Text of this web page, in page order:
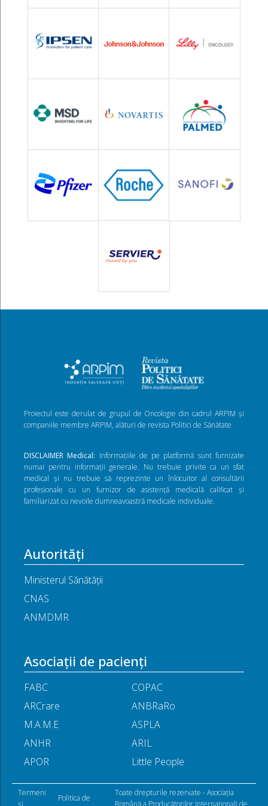
Proiectul este derulat de grupul de Oncologie din cadrul ARPIM și
companiile membre ARPIM, alături de revista Politici de Sănătate
DISCLAIMER Medical: Informațiile de pe platformă sunt furnizate
numai pentru informații generale. Nu trebuie privite ca un sfat
medical și nu trebuie să reprezinte un înlocuitor al consultării
profesionale cu un furnizor de asistență medicală calificat și
familiarizat cu nevoile dumneavoastră medicale individuale.
Autorități
Ministerul Sănătății
CNAS
ANMDMR
Asociații de pacienți
FABC
COPAC
ARCrare
ANBRaRo
M.A.M.E
ASPLA
ANHR
ARIL
APOR
Little People
Termeni
și
Politica de
Toate drepturile rezervate - Asociația
Română a Producătorilor Internaționali de